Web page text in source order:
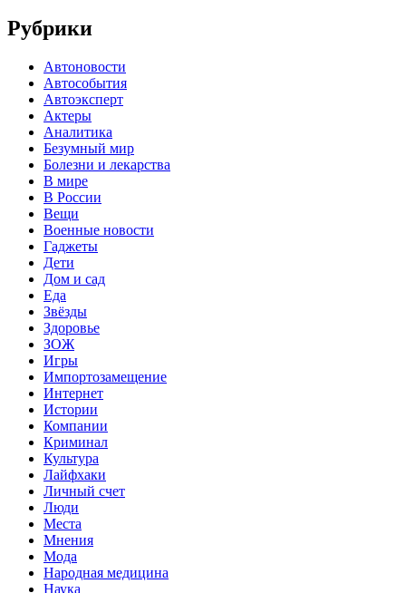
Рубрики
Автоновости
Автособытия
Автоэксперт
Актеры
Аналитика
Безумный мир
Болезни и лекарства
В мире
В России
Вещи
Военные новости
Гаджеты
Дети
Дом и сад
Еда
Звёзды
Здоровье
ЗОЖ
Игры
Импортозамещение
Интернет
Истории
Компании
Криминал
Культура
Лайфхаки
Личный счет
Люди
Места
Мнения
Мода
Народная медицина
Наука